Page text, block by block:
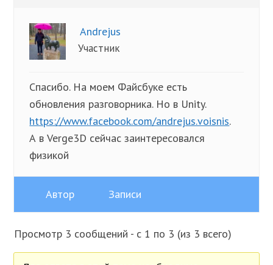
Andrejus
Участник
Спасибо. На моем Файсбуке есть
обновления разговорника. Но в Unity.
https://www.facebook.com/andrejus.voisnis.
А в Verge3D сейчас заинтересовался
физикой
Автор Записи
Просмотр 3 сообщений - с 1 по 3 (из 3 всего)